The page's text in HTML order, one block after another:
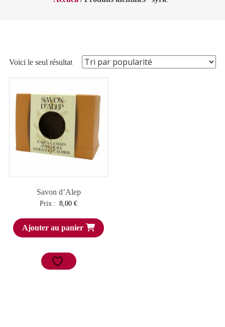
Voici le seul résultat
Savon d’Alep
Prix : 8,00€
Ajouter au panier